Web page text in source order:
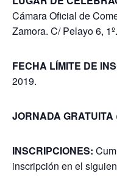
Cámara Oficial de
Zamora. C/ Pelayo 6,
FECHA LÍMITE DE
2019.
JORNADA GRATUITA
INSCRIPCIONES:
inscripción en el